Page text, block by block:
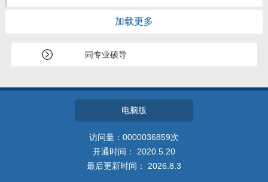
加载更多
同专业硕导
电脑版
访问量： 0000036859次
开通时间： 2020 5 20
最后更新时间： 2026 8 3